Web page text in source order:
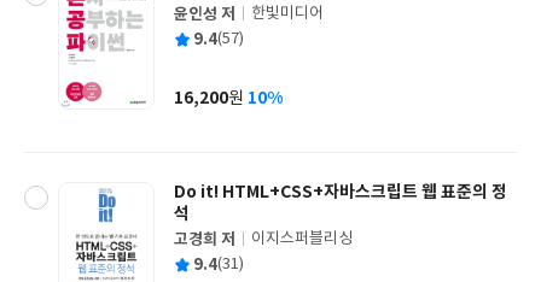
글
쓴
윤인성 저
출
사
한빛미디어
평 9.4(57)
가
16,200원 10%
Do it! HTML+CSS+자바스크립트 웹 표준의 정
석
글
쓴
고경희 저
출
이지스퍼블리싱
평 9.4(31)